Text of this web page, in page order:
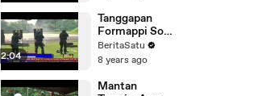
Facebook
2:04
Tanggapan
Formappi Soal
Kembalinya
Koopsusgab
BeritaSatu
8 years ago
Mantan